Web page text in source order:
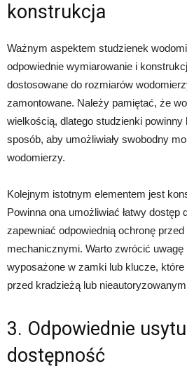
konstrukcja
Ważnym aspektem studzienek
odpowiednie wymiarowanie i
dostosowane do rozmiarów
zamontowane. Należy pamiętać, że
wielkością, dlatego studzienki
sposób, aby umożliwiały swobodny
wodomierzy.
Kolejnym istotnym elementem jest
Powinna ona umożliwiać łatwy dostęp
zapewniać odpowiednią ochronę
mechanicznymi. Warto zwrócić uwagę
wyposażone w zamki lub klucze,
przed kradzieżą lub
3. Odpowiednie
dostępność